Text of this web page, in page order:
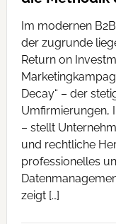
Im modernen
der zugrunde
Return on
Decay“ – der
Umfirmierungen,
– stellt
und rechtliche
professionelles
zeigt […]